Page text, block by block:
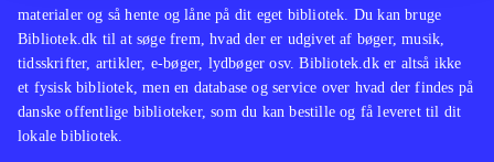
materialer og så hente og låne på dit eget bibliotek. Du kan bruge
Bibliotek.dk til at søge frem, hvad der er udgivet af bøger, musik,
tidsskrifter, artikler, e-bøger, lydbøger osv. Bibliotek.dk er altså ikke
et fysisk bibliotek, men en database og service over hvad der findes på
danske offentlige biblioteker, som du kan bestille og få leveret til dit
lokale bibliotek.